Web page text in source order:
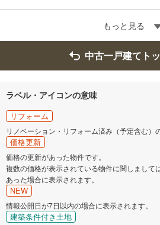
もっと見る
中古一戸建てト
ラベル・アイコンの意味
リフォーム
リノベーション・リフォーム済み（予定含む）
価格更新
価格の更新があった物件です。
複数の価格が表示されている物件に関しまして
あった場合に表示されます。
NEW
情報公開日が7日以内の場合に表示されます。
建築条件付き土地